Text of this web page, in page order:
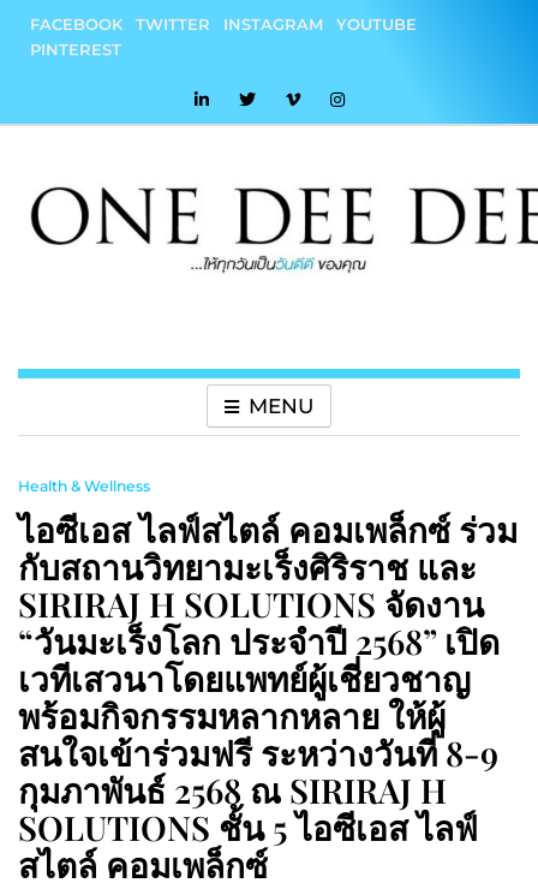
content
FACEBOOK TWITTER INSTAGRAM
YOUTUBE
PINTEREST
MENU
Health & Wellness
ไอซีเอส ไลฟ์สไตล์ คอมเพล็กซ์ ร่วม
กับสถานวิทยามะเร็งศิริราช และ
SIRIRAJ H SOLUTIONS จัดงาน
“วันมะเร็งโลก ประจำปี 2568” เปิด
เวทีเสวนาโดยแพทย์ผู้เชี่ยวชาญ
พร้อมกิจกรรมหลากหลาย ให้ผู้
สนใจเข้าร่วมฟรี ระหว่างวันที่ 8-9
กุมภาพันธ์ 2568 ณ SIRIRAJ H
SOLUTIONS ชั้น 5 ไอซีเอส ไลฟ์
สไตล์ คอมเพล็กซ์